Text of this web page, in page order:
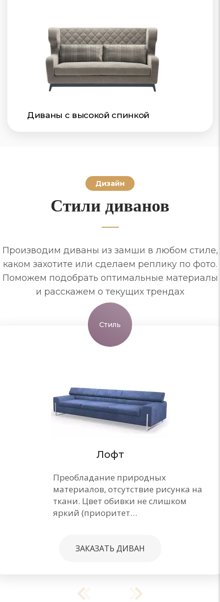
Диваны с высокой спинкой
Дизайн
Стили диванов
Производим диваны из замши в любом стиле,
каком захотите или сделаем реплику по фото.
Поможем подобрать оптимальные материалы
и расскажем о текущих трендах
Стиль
Лофт
Преобладание природных
материалов, отсутствие рисунка на
ткани. Цвет обивки не слишком
яркий (приоритет…
ЗАКАЗАТЬ ДИВАН